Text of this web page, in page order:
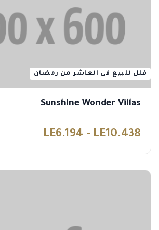
فلل للبيع فى العاشر من رمضان
Sunshine Wonder Villas
LE6.194 - LE10.438